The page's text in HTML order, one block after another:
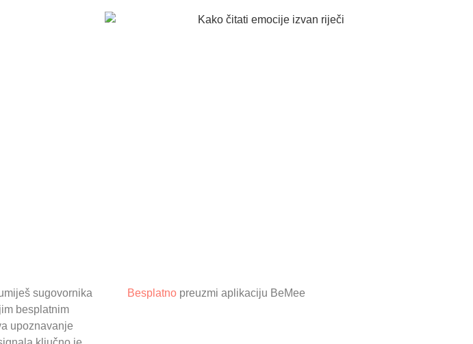
sugovornika
besplatnim
upoznavanje
Besplatnopreuzmi aplikaciju BeMee